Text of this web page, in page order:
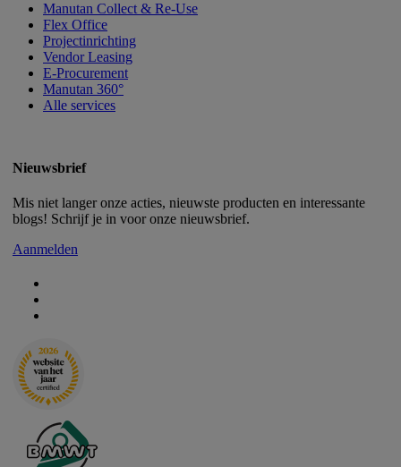
Manutan Collect & Re-Use
Flex Office
Projectinrichting
Vendor Leasing
E-Procurement
Manutan 360°
Alle services
Nieuwsbrief
Mis niet langer onze acties, nieuwste producten en interessante
blogs! Schrijf je in voor onze nieuwsbrief.
Aanmelden